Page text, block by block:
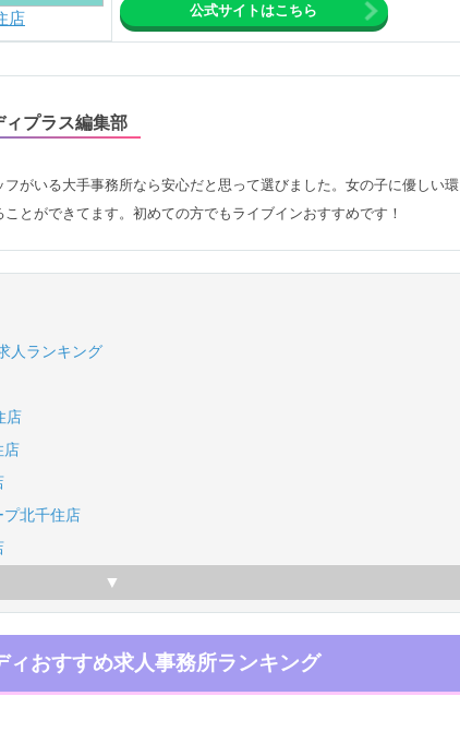
店 公式サイトはこちら
ィプラス編集部
がいる大手事務所なら安心だと思って選びました。女の子に優しい環
とができてます。初めての方でもライブインおすすめです！
人ランキング
店
店
北千住店
ィおすすめ求人事務所ランキング